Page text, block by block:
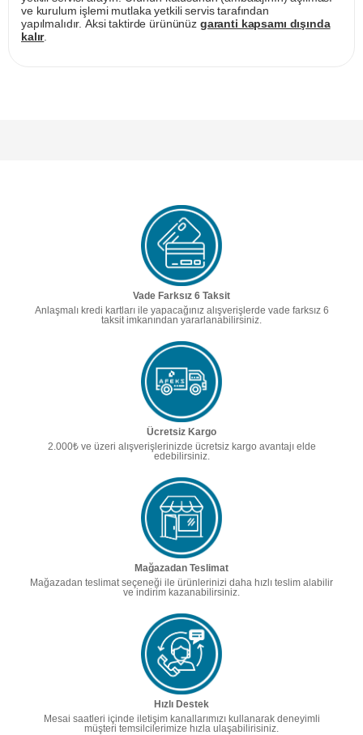
ve kurulum işlemi mutlaka yetkili servis tarafından
yapılmalıdır. Aksi taktirde ürününüz garanti kapsamı dışında
kalır.
Vade Farksız 6 Taksit
Anlaşmalı kredi kartları ile yapacağınız alışverişlerde vade farksız 6
taksit imkanından yararlanabilirsiniz.
Ücretsiz Kargo
2.000₺ ve üzeri alışverişlerinizde ücretsiz kargo avantajı elde
edebilirsiniz.
Mağazadan Teslimat
Mağazadan teslimat seçeneği ile ürünlerinizi daha hızlı teslim alabilir
ve indirim kazanabilirsiniz.
Hızlı Destek
Mesai saatleri içinde iletişim kanallarımızı kullanarak deneyimli
müşteri temsilcilerimize hızla ulaşabilirisiniz.